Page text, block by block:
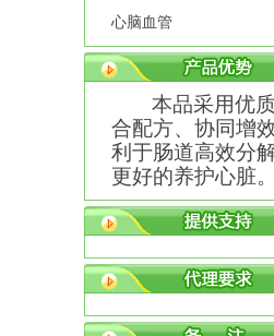
心脑血管
本品采用优
合配方、协同增
利于肠道高效分
更好的养护心脏。